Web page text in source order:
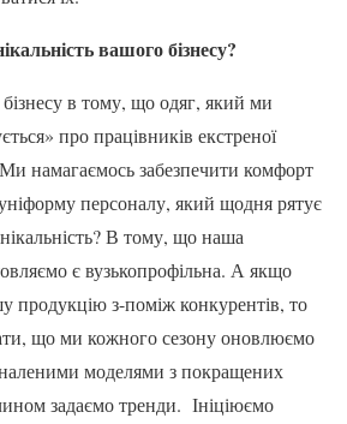
вашого бізнесу?
в тому, що одяг, який ми
про працівників екстреної
намагаємось забезпечити комфорт
персоналу, який щодня рятує
В тому, що наша
є вузькопрофільна. А якщо
продукцію з-поміж конкурентів, то
що ми кожного сезону оновлюємо
моделями з покращених
задаємо тренди. Ініціюємо